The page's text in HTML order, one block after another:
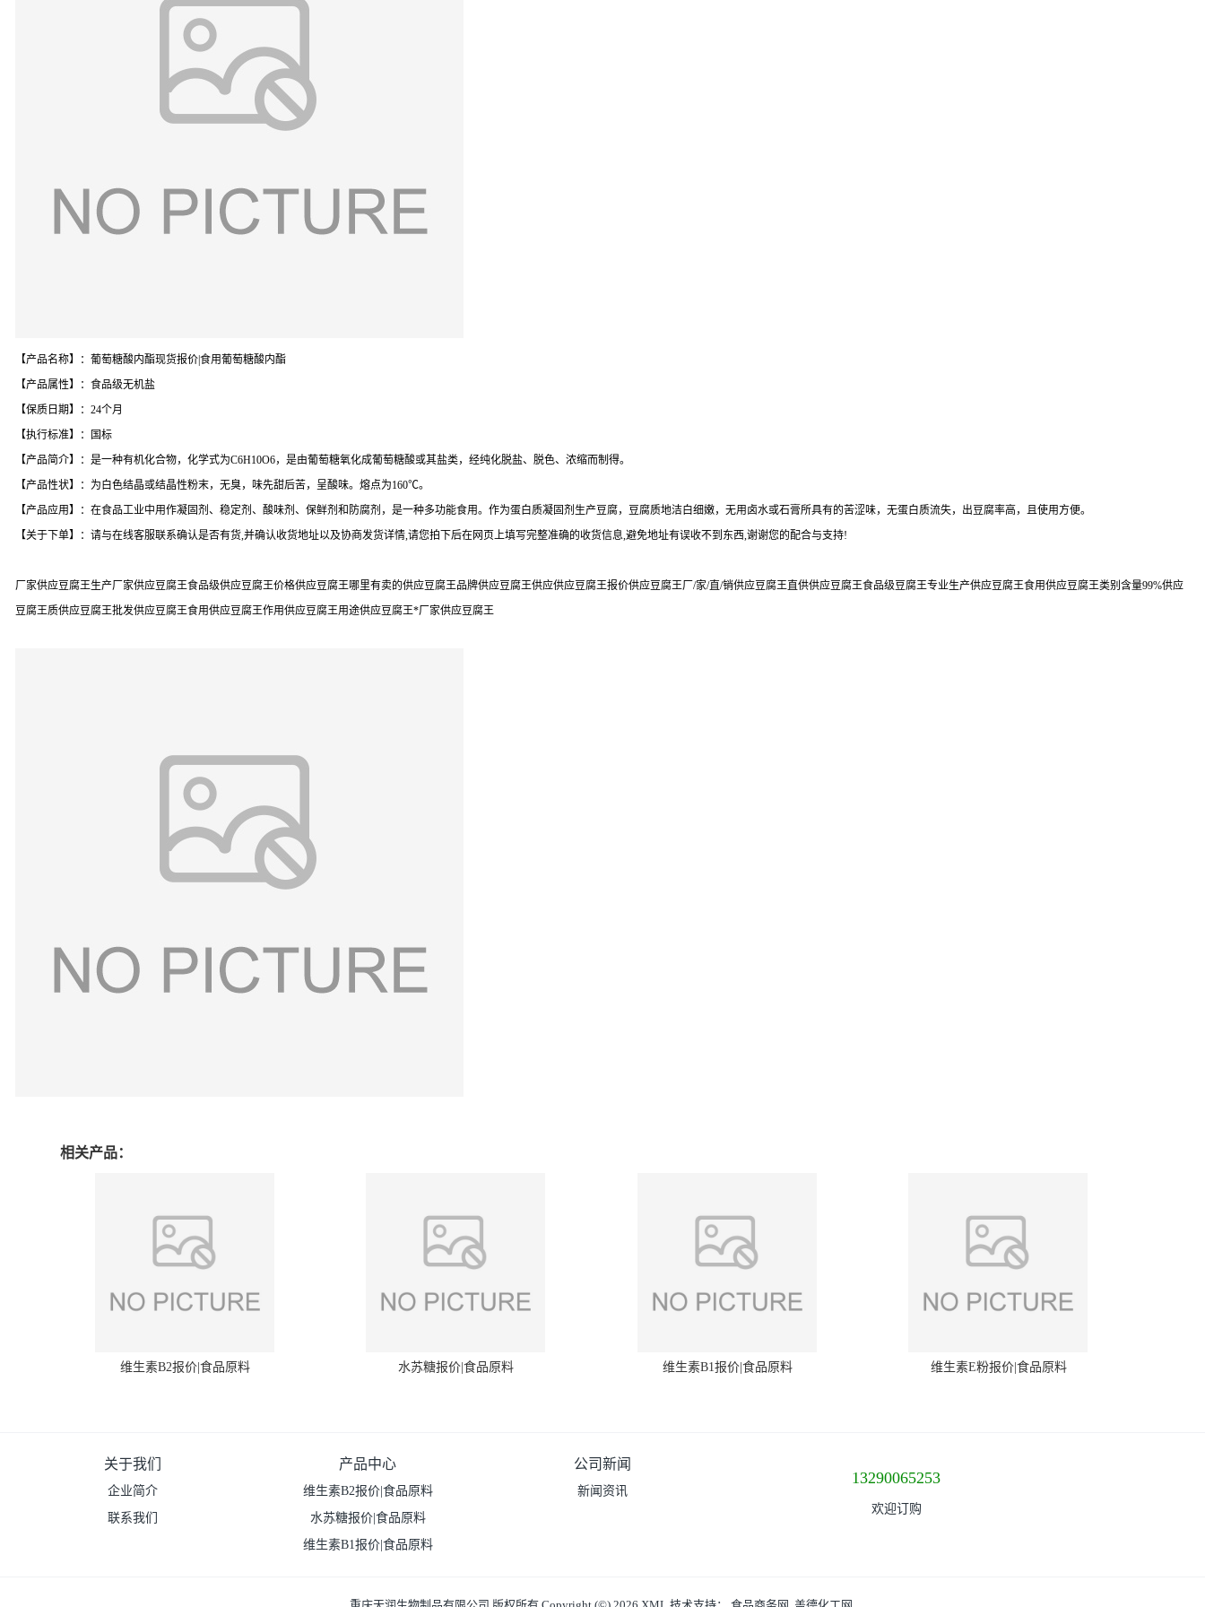
【产品名称】：葡萄糖酸内酯现货报价|食用葡萄糖酸内酯
【产品属性】：食品级无机盐
【保质日期】：24个月
【执行标准】：国标
【产品简介】：是一种有机化合物，化学式为C6H10O6，是由葡萄糖氧化成葡萄糖酸或其盐类，经纯化脱盐、脱色、浓缩而制得。
【产品性状】：为白色结晶或结晶性粉末，无臭，味先甜后苦，呈酸味。熔点为160℃。
【产品应用】：在食品工业中用作凝固剂、稳定剂、酸味剂、保鲜剂和防腐剂，是一种多功能食用。作为蛋白质凝固剂生产豆腐，豆腐质地洁白细嫩，无用卤水或石膏所具有的苦涩味，无蛋白质流失，出豆腐率高，且使用方便。
【关于下单】：请与在线客服联系确认是否有货,并确认收货地址以及协商发货详情,请您拍下后在网页上填写完整准确的收货信息,避免地址有误收不到东西,谢谢您的配合与支持!
厂家供应豆腐王生产厂家供应豆腐王食品级供应豆腐王价格供应豆腐王哪里有卖的供应豆腐王品牌供应豆腐王供应供应豆腐王报价供应豆腐王厂/家/直/销供应豆腐王直供供应豆腐王食品级豆腐王专业生产供应豆腐王食用供应豆腐王类别含量99%供应
豆腐王质供应豆腐王批发供应豆腐王食用供应豆腐王作用供应豆腐王用途供应豆腐王*厂家供应豆腐王
相关产品：
维生素B2报价|食品原料 水苏糖报价|食品原料 维生素B1报价|食品原料 维生素E粉报价|食品原料
关于我们
企业简介
联系我们
产品中心
维生素B2报价|食品原料
水苏糖报价|食品原料
维生素B1报价|食品原料
公司新闻
新闻资讯
13290065253
欢迎订购